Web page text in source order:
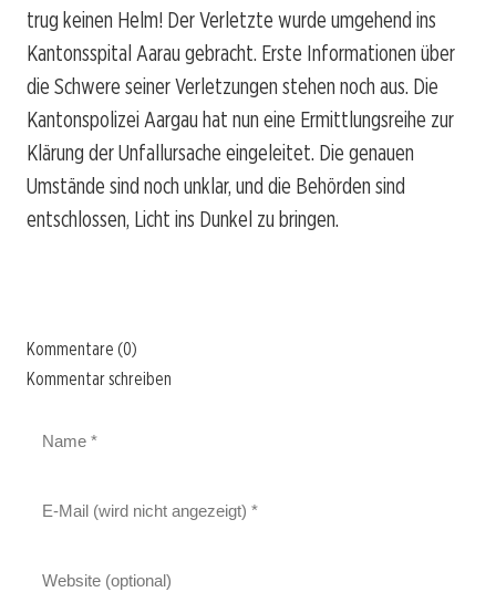
trug keinen Helm! Der Verletzte wurde umgehend ins
Kantonsspital Aarau gebracht. Erste Informationen über
die Schwere seiner Verletzungen stehen noch aus. Die
Kantonspolizei Aargau hat nun eine Ermittlungsreihe zur
Klärung der Unfallursache eingeleitet. Die genauen
Umstände sind noch unklar, und die Behörden sind
entschlossen, Licht ins Dunkel zu bringen.
Kommentare (0)
Kommentar schreiben